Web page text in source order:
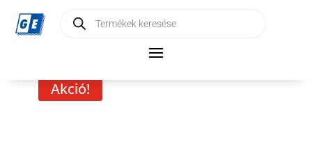
search
Akció!